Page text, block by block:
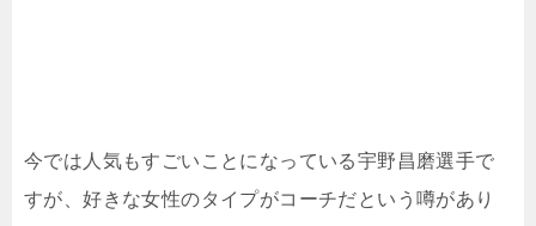
今では人気もすごいことになっている宇野昌磨選手で
すが、好きな女性のタイプがコーチだという噂があり